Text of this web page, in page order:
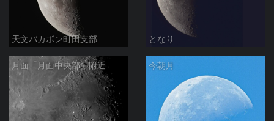
天文バカボン町田支部 となり
月面「月面中央部」附近 今朝月